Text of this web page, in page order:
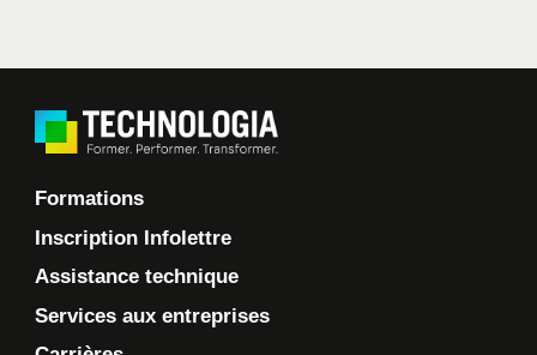
Formations
Inscription Infolettre
Assistance technique
Services aux entreprises